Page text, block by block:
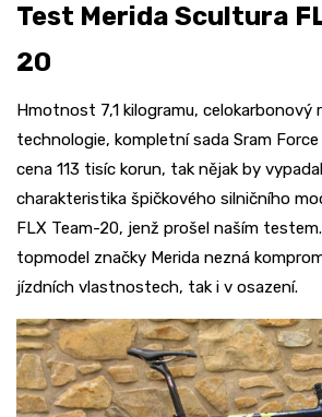
Test Merida Scultura
20
Hmotnost 7,1 kilogramu, celokarbonový
technologie, kompletní sada Sram
cena 113 tisíc korun, tak nějak by
charakteristika špičkového silničního
FLX Team-20, jenž prošel naším
topmodel značky Merida nezná
jízdních vlastnostech, tak i v osazení.